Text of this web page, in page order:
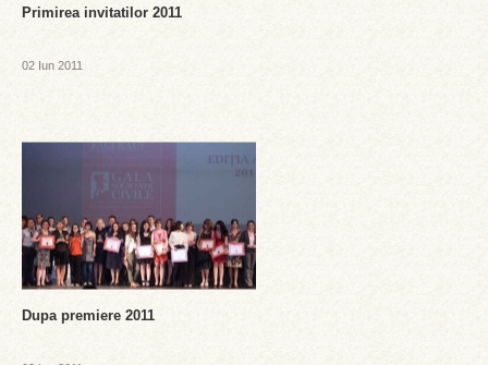
Primirea invitatilor 2011
02 Iun 2011
Dupa premiere 2011